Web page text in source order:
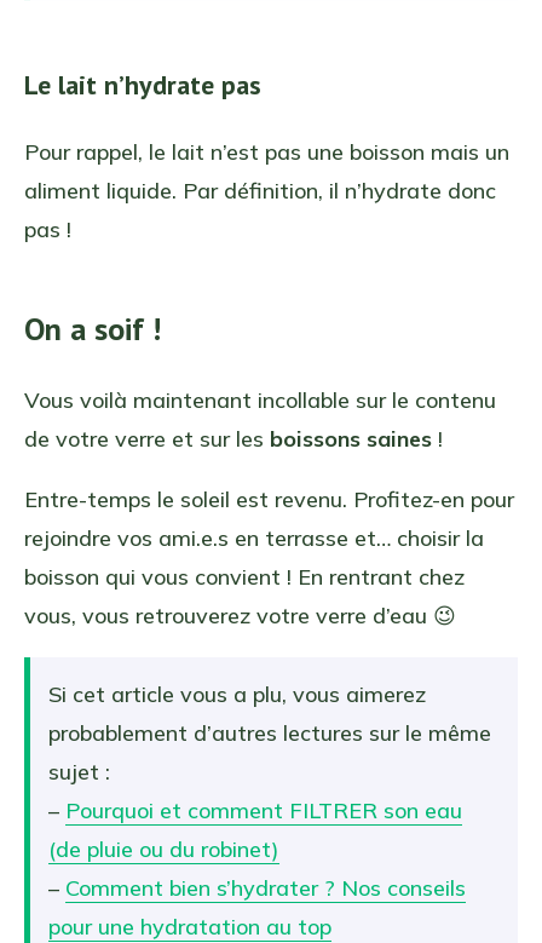
Le lait n’hydrate pas
Pour rappel, le lait n’est pas une boisson mais un
aliment liquide. Par définition, il n’hydrate donc
pas !
On a soif !
Vous voilà maintenant incollable sur le contenu
de votre verre et sur les boissons saines !
Entre-temps le soleil est revenu. Profitez-en pour
rejoindre vos ami.e.s en terrasse et… choisir la
boisson qui vous convient ! En rentrant chez
vous, vous retrouverez votre verre d’eau 😉
Si cet article vous a plu, vous aimerez
probablement d’autres lectures sur le même
sujet :
– Pourquoi et comment FILTRER son eau
(de pluie ou du robinet)
– Comment bien s’hydrater ? Nos conseils
pour une hydratation au top